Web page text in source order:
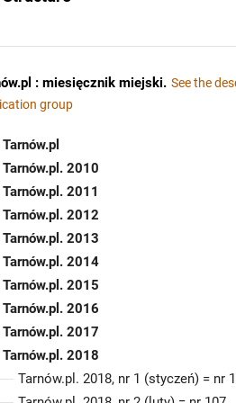
: miesięcznik miejski. See the
group
Tarnów.pl
Tarnów.pl. 2010
Tarnów.pl. 2011
Tarnów.pl. 2012
Tarnów.pl. 2013
Tarnów.pl. 2014
Tarnów.pl. 2015
Tarnów.pl. 2016
Tarnów.pl. 2017
Tarnów.pl. 2018
Tarnów.pl. 2018, nr 1 (styczeń) = nr